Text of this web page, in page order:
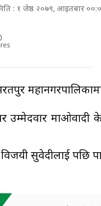
मिति : १ जेष्ठ २०७९, आइतबार
उम्मेदवार माओवादी
सुवेदीलाई पछि